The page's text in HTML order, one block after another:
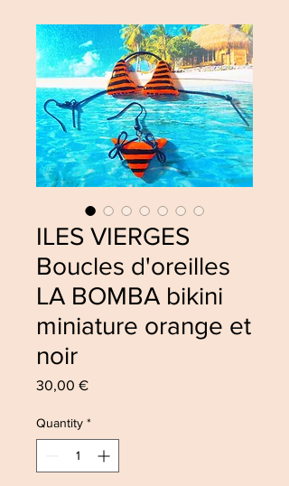
ILES VIERGES
Boucles d'oreilles
LA BOMBA bikini
miniature orange et
noir
30,00 €Price
Quantity *